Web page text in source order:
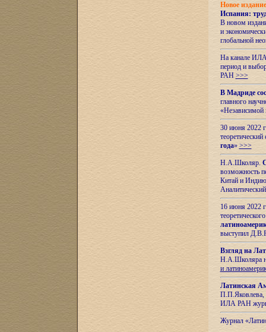
Новое
Испания:
В новом
и
глобальной
На канале
период и
РАН >>>
В Мадриде
главного
«Независимой
30 июня 2022
года» >>>
Н.А.Школяр.
возможность
Китай и
16 июня 2022
выступил
Взгляд на
Н.А.Школяра
и
Латинская
П.П.Яковлева,
ИЛА РАН
Журнал